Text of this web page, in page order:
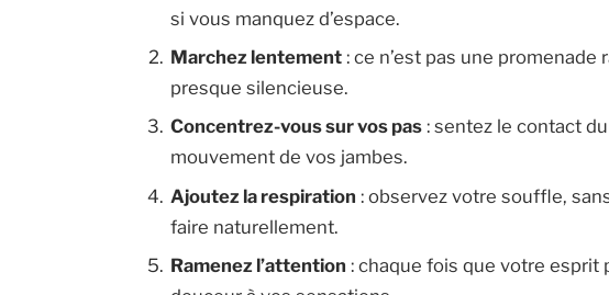
si vous manquez d’espace.
Marchez lentement : ce n’est pas une
presque silencieuse.
Concentrez-vous sur vos pas : sentez le contact
mouvement de vos jambes.
Ajoutez la respiration : observez votre souffle,
faire naturellement.
Ramenez l’attention : chaque fois que votre esprit